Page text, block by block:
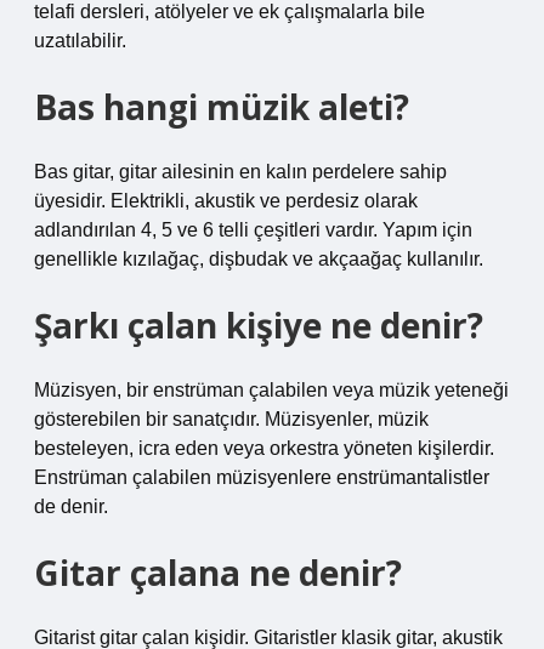
telafi dersleri, atölyeler ve ek çalışmalarla bile
uzatılabilir.
Bas hangi müzik aleti?
Bas gitar, gitar ailesinin en kalın perdelere sahip
üyesidir. Elektrikli, akustik ve perdesiz olarak
adlandırılan 4, 5 ve 6 telli çeşitleri vardır. Yapım için
genellikle kızılağaç, dişbudak ve akçaağaç kullanılır.
Şarkı çalan kişiye ne denir?
Müzisyen, bir enstrüman çalabilen veya müzik yeteneği
gösterebilen bir sanatçıdır. Müzisyenler, müzik
besteleyen, icra eden veya orkestra yöneten kişilerdir.
Enstrüman çalabilen müzisyenlere enstrümantalistler
de denir.
Gitar çalana ne denir?
Gitarist gitar çalan kişidir. Gitaristler klasik gitar, akustik